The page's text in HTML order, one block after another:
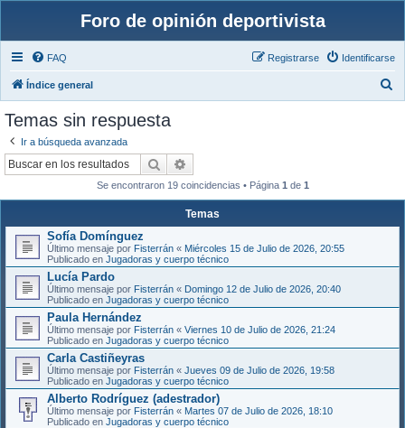
Foro de opinión deportivista
FAQ Identificarse
Registrarse
Índice general
Temas sin respuesta
Ir a búsqueda avanzada
Buscar
Se encontraron 19 coincidencias • Página 1 de 1
Temas
Sofía Domínguez
Último mensaje por Fisterrán « Miércoles 15 de Julio de 2026, 20:55
Publicado en Jugadoras y cuerpo técnico
Lucía Pardo
Último mensaje por Fisterrán « Domingo 12 de Julio de 2026, 20:40
Publicado en Jugadoras y cuerpo técnico
Paula Hernández
Último mensaje por Fisterrán « Viernes 10 de Julio de 2026, 21:24
Publicado en Jugadoras y cuerpo técnico
Carla Castiñeyras
Último mensaje por Fisterrán « Jueves 09 de Julio de 2026, 19:58
Publicado en Jugadoras y cuerpo técnico
Alberto Rodríguez (adestrador)
Último mensaje por Fisterrán « Martes 07 de Julio de 2026, 18:10
Publicado en Jugadoras y cuerpo técnico